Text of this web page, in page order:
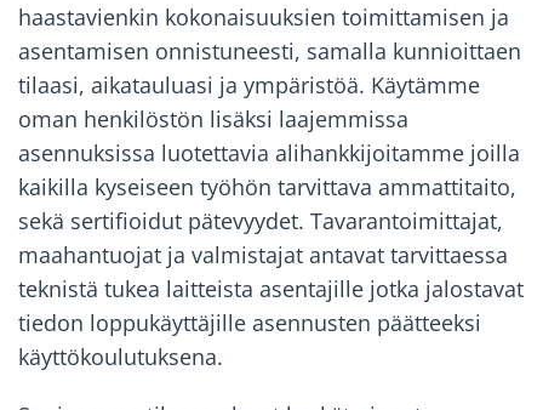
haastavienkin kokonaisuuksien toimittamisen ja
asentamisen onnistuneesti, samalla kunnioittaen
tilaasi, aikatauluasi ja ympäristöä. Käytämme
oman henkilöstön lisäksi laajemmissa
asennuksissa luotettavia alihankkijoitamme joilla
kaikilla kyseiseen työhön tarvittava ammattitaito,
sekä sertifioidut pätevyydet. Tavarantoimittajat,
maahantuojat ja valmistajat antavat tarvittaessa
teknistä tukea laitteista asentajille jotka jalostavat
tiedon loppukäyttäjille asennusten päätteeksi
käyttökoulutuksena.